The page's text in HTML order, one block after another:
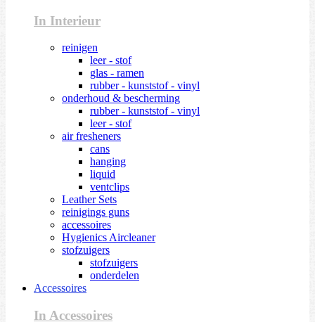
In Interieur
reinigen
leer - stof
glas - ramen
rubber - kunststof - vinyl
onderhoud & bescherming
rubber - kunststof - vinyl
leer - stof
air fresheners
cans
hanging
liquid
ventclips
Leather Sets
reinigings guns
accessoires
Hygienics Aircleaner
stofzuigers
stofzuigers
onderdelen
Accessoires
In Accessoires